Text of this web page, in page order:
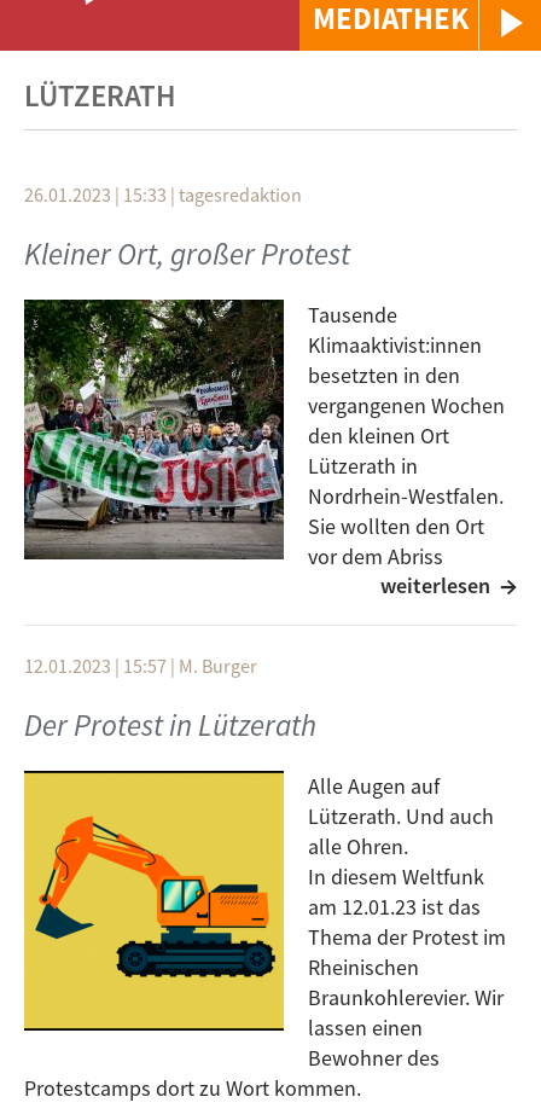
MEDIATHEK
LÜTZERATH
26.01.2023 | 15:33 | tagesredaktion
Kleiner Ort, großer Protest
Tausende
Klimaaktivist:innen
besetzten in den
vergangenen Wochen
den kleinen Ort
Lützerath in
Nordrhein-Westfalen.
Sie wollten den Ort
vor dem Abriss
bewahren.
beginnen.
Dennoch hören die Proteste nicht auf.
Demonstration gegen den Braunkohleabbau in
Lützerath statt.
Organisiert wurde die Demonstration von
verschiedenen Umweltverbänden und
Klimaschutzbewegungen, unter anderem von Fridays
for Future.
Laurin von Fridays for Future Ulm erzählt uns von der
Demo am vergangenen Samstag, von den Protesten
in Lützerath und von den Forderungen von Fridays for
weiterlesen
12.01.2023 | 15:57 | M. Burger
Der Protest in Lützerath
Alle Augen auf
Lützerath. Und auch
alle Ohren.
In diesem Weltfunk
am 12.01.23 ist das
Thema der Protest im
Rheinischen
Braunkohlerevier. Wir
lassen einen
Bewohner des
Protestcamps dort zu Wort kommen.